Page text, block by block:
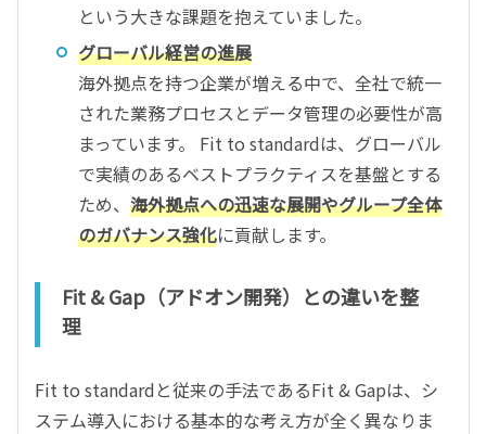
という大きな課題を抱えていました。
グローバル経営の進展
海外拠点を持つ企業が増える中で、全社で統一
された業務プロセスとデータ管理の必要性が高
まっています。 Fit to standardは、グローバル
で実績のあるベストプラクティスを基盤とする
ため、 海外拠点への迅速な展開やグループ全体
のガバナンス強化に貢献します。
Fit & Gap（アドオン開発）との違いを整
理
Fit to standardと従来の手法であるFit & Gapは、シ
ステム導入における基本的な考え方が全く異なりま